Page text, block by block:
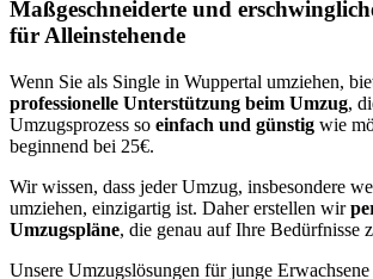
Maßgeschneiderte und
für Alleinstehende
Wenn Sie als Single in Wuppertal umziehen,
professionelle Unterstützung beim Umzug,
Umzugsprozess so einfach und günstig wie
beginnend bei 25€.
Wir wissen, dass jeder Umzug, insbesondere
umziehen, einzigartig ist. Daher erstellen wir
Umzugspläne, die genau auf Ihre Bedürfnisse
Unsere Umzugslösungen für junge